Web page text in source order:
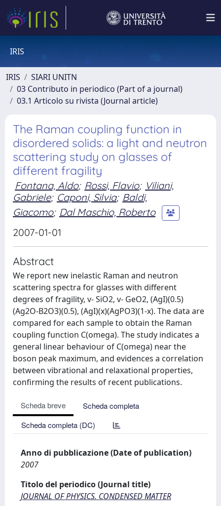
IRIS
IRIS
SIARI UNITN
03 Contributo in periodico (Part of a journal)
03.1 Articolo su rivista (Journal article)
The Raman coupling function in
disordered solids: a light and neutron
scattering study on glasses of
different fragility
Fontana, Aldo; Rossi, Flavio; Viliani,
Gabriele; Caponi, Silvia; Baldi,
Giacomo; Dal Maschio, Roberto
2007-01-01
Abstract
We report new inelastic Raman and neutron
scattering spectra for glasses with different
degrees of fragility, v- SiO2, v- GeO2, (AgI)(0.5)
(Ag2O-B2O3)(0.5), (AgI)(x)(AgPO3)(1-x). The data are
compared for each sample to obtain the Raman
coupling function C(omega). The study indicates a
general linear behaviour of C(omega) near the
boson peak maximum, and evidences a correlation
between vibrational and relaxational properties,
confirming the results of recent publications.
Scheda breve
Scheda completa
Scheda completa (DC)
Anno di pubblicazione (Date of publication)
2007
Titolo del periodico (Journal title)
JOURNAL OF PHYSICS. CONDENSED MATTER